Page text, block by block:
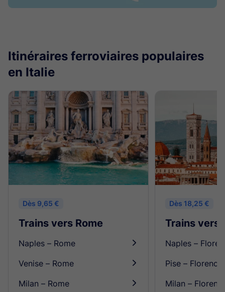
Itinéraires ferroviaires populaires
en Italie
Dès 9,65 €
Trains vers Rome
Naples – Rome 󰄽
Venise – Rome 󰄽
Milan – Rome 󰄽
Dès 18,25 €
Trains vers
Naples –
Pise – Florence
Milan –